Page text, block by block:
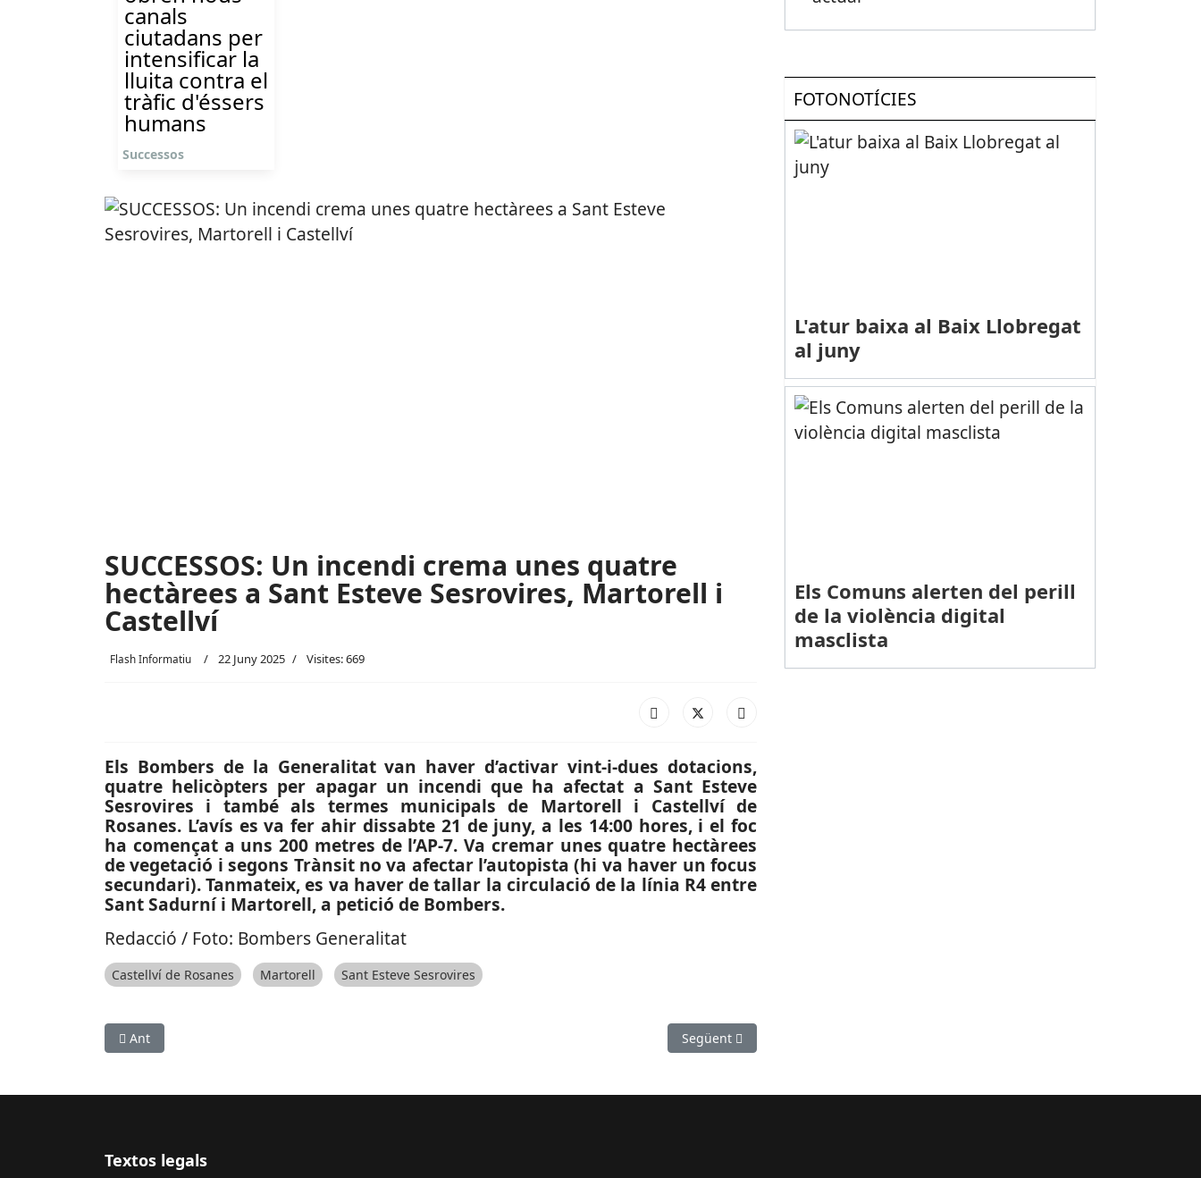
canals
ciutadans per
intensificar la
lluita contra el
tràfic d'éssers
humans
Successos
SUCCESSOS: Un incendi crema unes quatre
hectàrees a Sant Esteve Sesrovires, Martorell i
Castellví
Flash Informatiu 22 Juny 2025 Visites: 669
Els Bombers de la Generalitat van haver d’activar vint-i-dues dotacions,
quatre helicòpters per apagar un incendi que ha afectat a Sant Esteve
Sesrovires i també als termes municipals de Martorell i Castellví de
Rosanes. L’avís es va fer ahir dissabte 21 de juny, a les 14:00 hores, i el foc
ha començat a uns 200 metres de l’AP-7. Va cremar unes quatre hectàrees
de vegetació i segons Trànsit no va afectar l’autopista (hi va haver un focus
secundari). Tanmateix, es va haver de tallar la circulació de la línia R4 entre
Sant Sadurní i Martorell, a petició de Bombers.
Redacció / Foto: Bombers Generalitat
Castellví de Rosanes Martorell Sant Esteve Sesrovires
Article anterior: SUCCESSOS: Accident a Esparreguera amb quatre vehicles implicats i una detenció
Ant Article següent: ESPORTS (HANDBOL): Aquest cap de setmana se celebra el XVI
Següent
FOTONOTÍCIES
L'atur baixa al Baix Llobregat
al juny
Els Comuns alerten del perill
de la violència digital
masclista
Textos legals